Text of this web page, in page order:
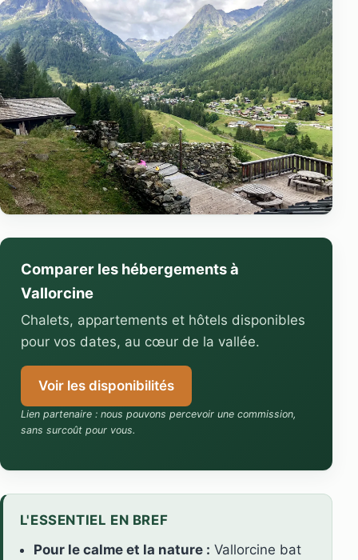
Comparer les hébergements à
Vallorcine
Chalets, appartements et hôtels disponibles
pour vos dates, au cœur de la vallée.
Voir les disponibilités
Lien partenaire : nous pouvons percevoir une commission,
sans surcoût pour vous.
L'ESSENTIEL EN BREF
Pour le calme et la nature : Vallorcine bat